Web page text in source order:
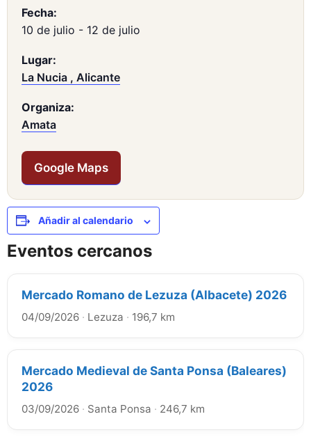
Fecha:
10 de julio - 12 de julio
Lugar:
La Nucia , Alicante
Organiza:
Amata
Google Maps
Añadir al calendario
Eventos cercanos
Mercado Romano de Lezuza (Albacete) 2026
04/09/2026 · Lezuza · 196,7 km
Mercado Medieval de Santa Ponsa (Baleares)
2026
03/09/2026 · Santa Ponsa · 246,7 km